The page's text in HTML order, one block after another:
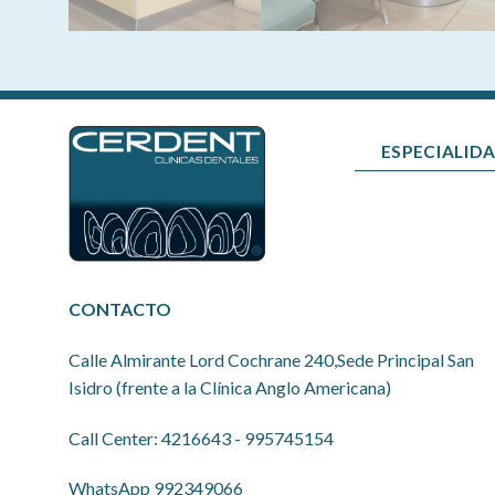
CONTACTO
Calle Almirante Lord Cochrane 240,Sede Principal San
Isidro (frente a la Clínica Anglo Americana)
Call Center:4216643 - 995745154
WhatsApp 992349066